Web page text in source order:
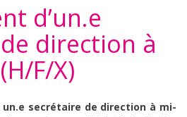
d’un.e
direction à
F/X)
un.e secrétaire de direction à mi-